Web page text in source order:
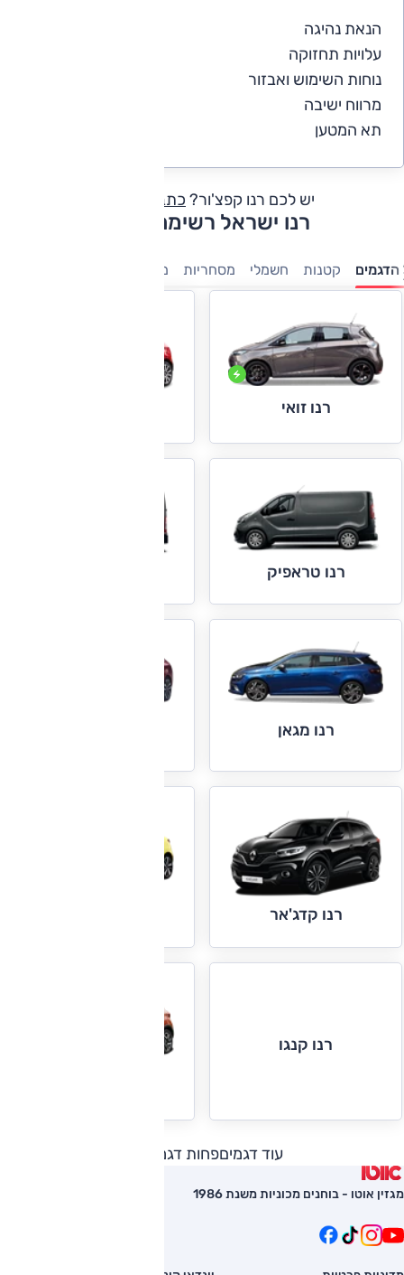
הנאת נהיגה
עלויות תחזוקה
נוחות השימוש ואבזור
מרווח ישיבה
תא המטען
יש לכם רנו קפצ'ור? כתבו חוות דעת
רנו ישראל רשימת דגמים
הדגמים קטנות חשמלי מסחריות משפחתיות
רנו זואי
רנו טראפיק
רנו מגאן
רנו קדג'אר
רנו קנגו
עוד דגמיםפחות דגמים
מגזין אוטו - בוחנים מכוניות משנת 1986